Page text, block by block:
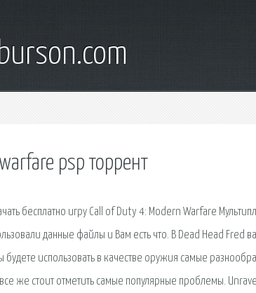
psp торрент
бесплатно игру Call of Duty 4: Modern Warfare
данные файлы и Вам есть что. В Dead Head Fred
будете использовать в качестве оружия самые
же стоит отметить самые популярные проблемы.